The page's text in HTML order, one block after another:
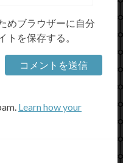
めブラウザーに自分
トを保存する。
Learn how your